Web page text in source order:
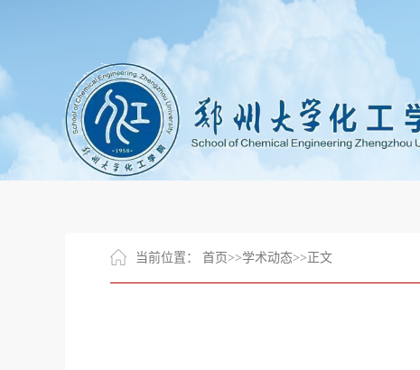
当前位置： 首页>>学术动态>> 正文